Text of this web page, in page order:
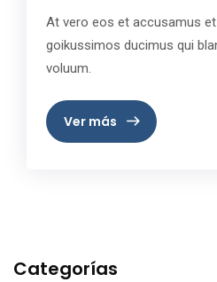
At vero eos et accusamus
goikussimos ducimus qui
voluum.
Ver más
Categorías